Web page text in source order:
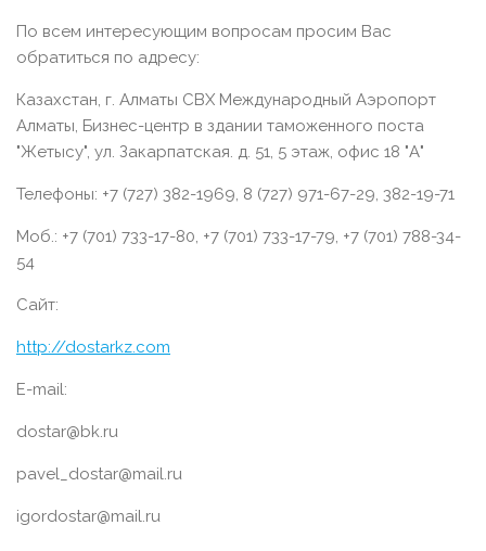
По всем интересующим вопросам просим Вас
обратиться по адресу:
Казахстан, г. Алматы СВХ Международный Аэропорт
Алматы, Бизнес-центр в здании таможенного поста
"Жетысу", ул. Закарпатская. д. 51, 5 этаж, офис 18 "А"
Телефоны: +7 (727) 382-1969, 8 (727) 971-67-29, 382-19-71
Моб.: +7 (701) 733-17-80, +7 (701) 733-17-79, +7 (701) 788-34-
54
Сайт:
http://dostarkz.com
E-mail:
dostar@bk.ru
pavel_dostar@mail.ru
igordostar@mail.ru